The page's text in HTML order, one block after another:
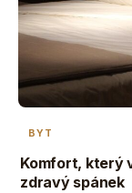
BYT
Komfort, který
zdravý spánek